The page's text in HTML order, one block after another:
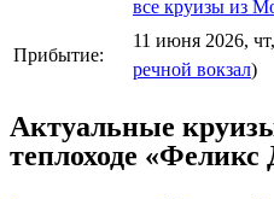
все круизы из
Прибытие:
11 июня 2026,
речной вокзал)
Актуальные
теплоходе